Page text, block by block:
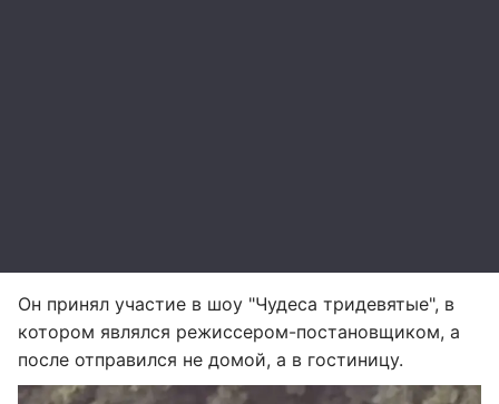
Он принял участие в шоу "Чудеса тридевятые", в
котором являлся режиссером-постановщиком, а
после отправился не домой, а в гостиницу.